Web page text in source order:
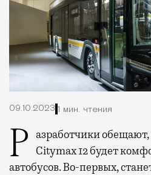
09.10.2023 1 мин. чтения
Разработчики обещают, что новая модель
Citymax 12 будет
автобусов. Во-первых,